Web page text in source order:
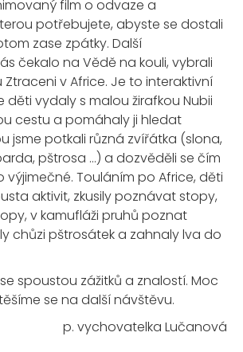
film o odvaze a
potřebujete, abyste se dostali
zase zpátky. Další
čekalo na Vědě na kouli, vybrali
Ztraceni v Africe. Je to interaktivní
děti vydaly s malou žirafkou Nubii
cestu a pomáhaly ji hledat
jsme potkali různá zvířátka (slona,
pštrosa …) a dozvěděli se čím
výjimečné. Touláním po Africe, děti
aktivit, zkusily poznávat stopy,
v kamufláži pruhů poznat
chůzi pštrosátek a zahnaly lva do
spoustou zážitků a znalostí. Moc
se na další návštěvu.
p. vychovatelka Lučanová